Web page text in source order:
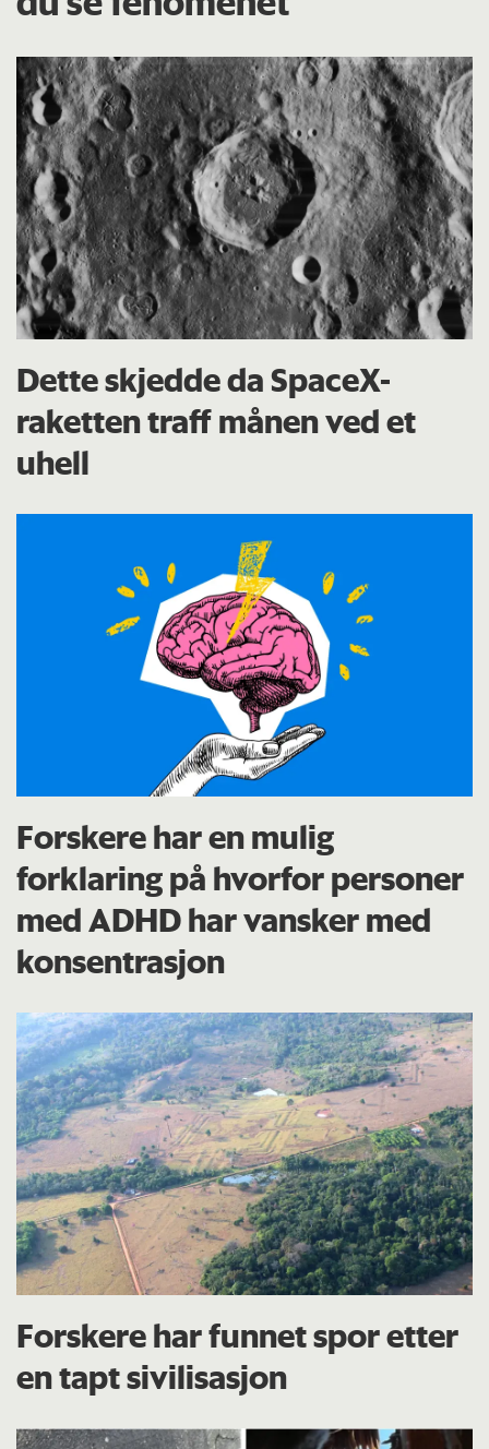
Dette skjedde da SpaceX-
raketten traff månen ved et
uhell
Forskere har en mulig
forklaring på hvorfor personer
med ADHD har vansker med
konsentrasjon
Forskere har funnet spor etter
en tapt sivilisasjon